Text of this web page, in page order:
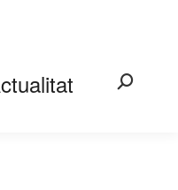
Search: